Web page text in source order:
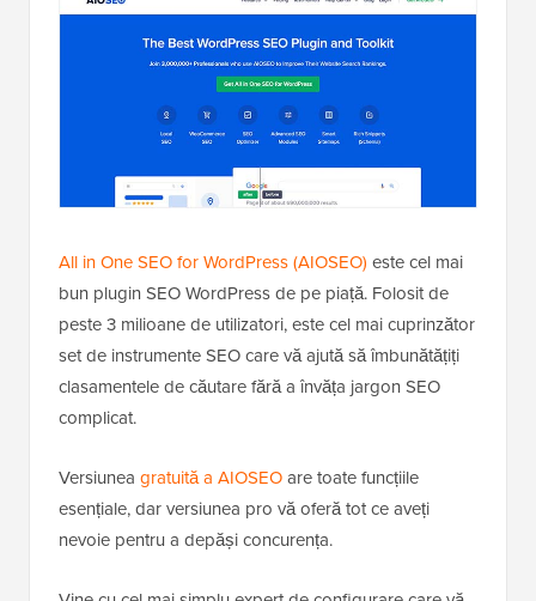
All in One SEO for WordPress (AIOSEO) este cel mai
bun plugin SEO WordPress de pe piață. Folosit de
peste 3 milioane de utilizatori, este cel mai cuprinzător
set de instrumente SEO care vă ajută să îmbunătățiți
clasamentele de căutare fără a învăța jargon SEO
complicat.
Versiunea gratuită a AIOSEOare toate funcțiile
esențiale, dar versiunea pro vă oferă tot ce aveți
nevoie pentru a depăși concurența.